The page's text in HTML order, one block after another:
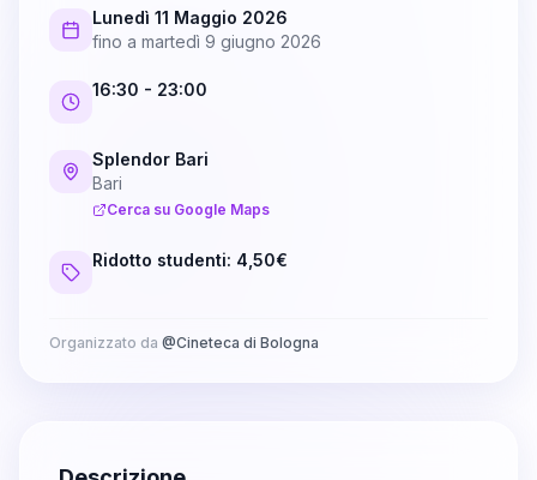
Lunedì 11 Maggio 2026
fino a martedì 9 giugno 2026
16:30 - 23:00
Splendor Bari
Bari
Cerca su Google Maps
Ridotto studenti: 4,50€
Organizzato da @Cineteca di Bologna